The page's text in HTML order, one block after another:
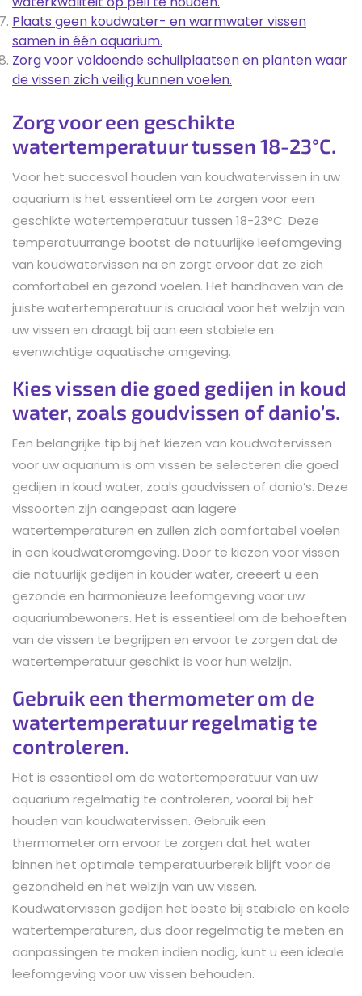
Plaats geen koudwater- en warmwater vissen
samen in één aquarium.
Zorg voor voldoende schuilplaatsen en planten waar
de vissen zich veilig kunnen voelen.
Zorg voor een geschikte
watertemperatuur tussen 18-23°C.
Voor het succesvol houden van koudwatervissen in uw
aquarium is het essentieel om te zorgen voor een
geschikte watertemperatuur tussen 18-23°C. Deze
temperatuurrange bootst de natuurlijke leefomgeving
van koudwatervissen na en zorgt ervoor dat ze zich
comfortabel en gezond voelen. Het handhaven van de
juiste watertemperatuur is cruciaal voor het welzijn van
uw vissen en draagt bij aan een stabiele en
evenwichtige aquatische omgeving.
Kies vissen die goed gedijen in koud
water, zoals goudvissen of danio’s.
Een belangrijke tip bij het kiezen van koudwatervissen
voor uw aquarium is om vissen te selecteren die goed
gedijen in koud water, zoals goudvissen of danio’s. Deze
vissoorten zijn aangepast aan lagere
watertemperaturen en zullen zich comfortabel voelen
in een koudwateromgeving. Door te kiezen voor vissen
die natuurlijk gedijen in kouder water, creëert u een
gezonde en harmonieuze leefomgeving voor uw
aquariumbewoners. Het is essentieel om de behoeften
van de vissen te begrijpen en ervoor te zorgen dat de
watertemperatuur geschikt is voor hun welzijn.
Gebruik een thermometer om de
watertemperatuur regelmatig te
controleren.
Het is essentieel om de watertemperatuur van uw
aquarium regelmatig te controleren, vooral bij het
houden van koudwatervissen. Gebruik een
thermometer om ervoor te zorgen dat het water
binnen het optimale temperatuurbereik blijft voor de
gezondheid en het welzijn van uw vissen.
Koudwatervissen gedijen het beste bij stabiele en koele
watertemperaturen, dus door regelmatig te meten en
aanpassingen te maken indien nodig, kunt u een ideale
leefomgeving voor uw vissen behouden.